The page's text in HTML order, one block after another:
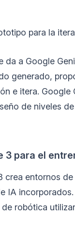
para la
da a Google
generado,
e itera. Google
de niveles
3 para el
crea entornos
IA
robótica